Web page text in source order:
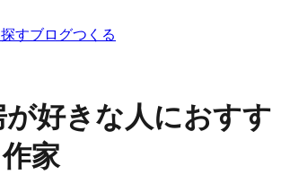
すブログつくる
が好きな人におすす
家